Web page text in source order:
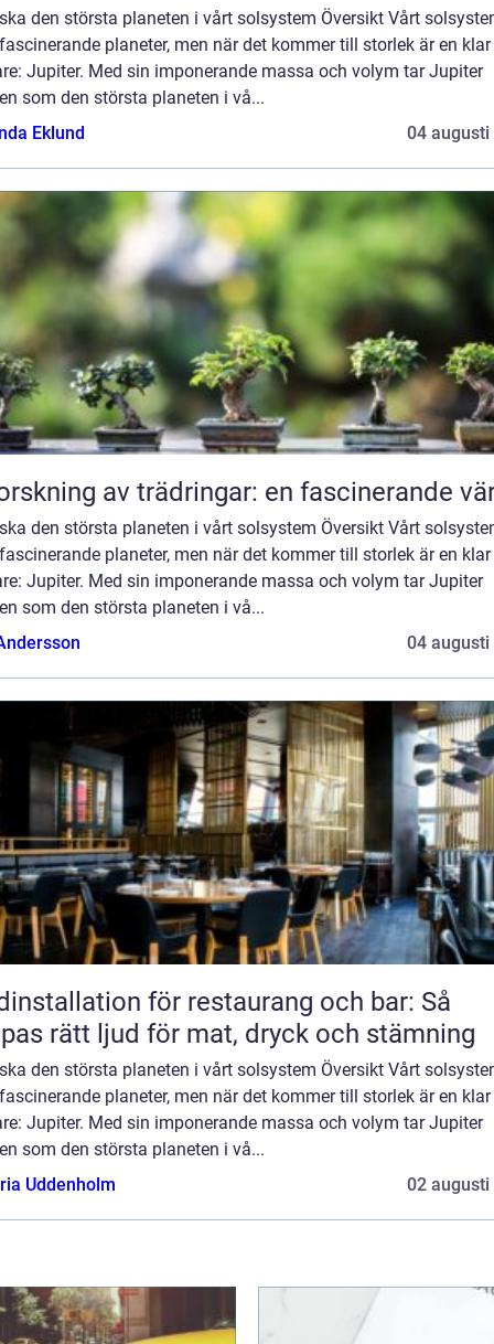
den största planeten i vårt solsystem Översikt Vårt
planeter, men när det kommer till storlek är en klar
Jupiter. Med sin imponerande massa och volym tar Jupiter
som den största planeten i vå...
Eklund
04 augusti
av trädringar: en fascinerande
den största planeten i vårt solsystem Översikt Vårt
planeter, men när det kommer till storlek är en klar
Jupiter. Med sin imponerande massa och volym tar Jupiter
som den största planeten i vå...
04 augusti
för restaurang och bar: Så
rätt ljud för mat, dryck och stämning
den största planeten i vårt solsystem Översikt Vårt
planeter, men när det kommer till storlek är en klar
Jupiter. Med sin imponerande massa och volym tar Jupiter
som den största planeten i vå...
Uddenholm
02 augusti